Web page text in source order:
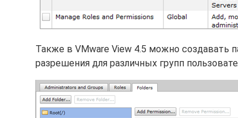
Также в VMware View 4.5 можно создавать
разрешения для различных групп